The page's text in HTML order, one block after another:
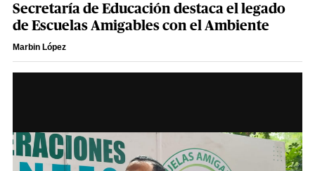
Secretaría de Educación destaca el legado
de Escuelas Amigables con el Ambiente
Marbin López